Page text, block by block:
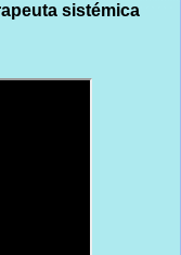
sistémica